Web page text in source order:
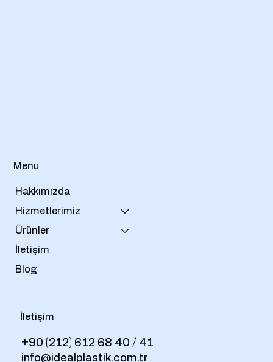
Menu
Hakkımızda
Hizmetlerimiz
Ürünler
İletişim
Blog
İletişim
+90 (212) 612 68 40 / 41
info@idealplastik.com.tr